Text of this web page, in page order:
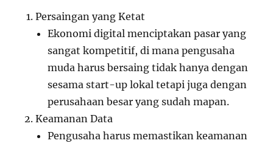
Persaingan yang Ketat
Ekonomi digital menciptakan pasar yang
sangat kompetitif, di mana pengusaha
muda harus bersaing tidak hanya dengan
sesama start-up lokal tetapi juga dengan
perusahaan besar yang sudah mapan.
Keamanan Data
Pengusaha harus memastikan keamanan